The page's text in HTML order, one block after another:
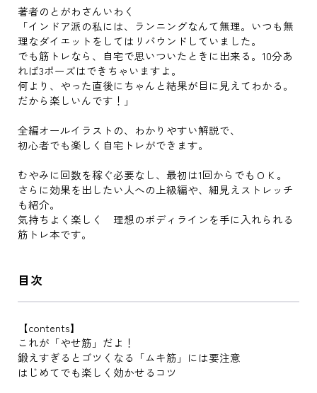
著者のとがわさんいわく
「インドア派の私には、ランニングなんて無理。いつも無
理なダイエットをしてはリバウンドしていました。
でも筋トレなら、自宅で思いついたときに出来る。10分あ
れば3ポーズはできちゃいますよ。
何より、やった直後にちゃんと結果が目に見えてわかる。
だから楽しいんです！」
全編オールイラストの、わかりやすい解説で、
初心者でも楽しく自宅トレができます。
むやみに回数を稼ぐ必要なし、最初は1回からでもＯＫ。
さらに効果を出したい人への上級編や、細見えストレッチ
も紹介。
気持ちよく楽しく 理想のボディラインを手に入れられる
筋トレ本です。
目次
【contents】
これが「やせ筋」だよ！
鍛えすぎるとゴツくなる「ムキ筋」には要注意
はじめてでも楽しく効かせるコツ